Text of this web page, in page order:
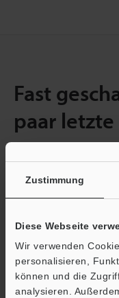
Zustimmung
Diese Webseite
Wir verwenden
personalisieren,
können und die
analysieren.
Fast
paar
E-Mail-Adresse